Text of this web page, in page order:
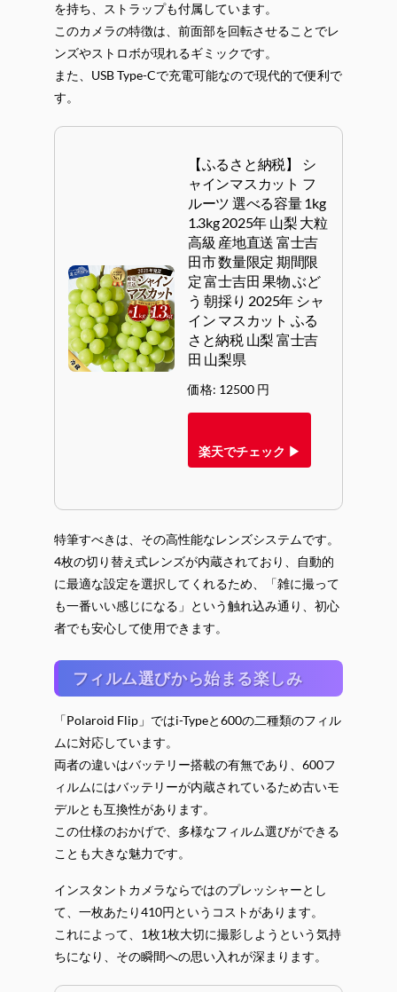
を持ち、ストラップも付属しています。
このカメラの特徴は、前面部を回転させることでレ
ンズやストロボが現れるギミックです。
また、USB Type-Cで充電可能なので現代的で便利で
す。
【ふるさと納税】 シ
ャインマスカット フ
ルーツ 選べる容量 1kg
1.3kg 2025年 山梨 大粒
高級 産地直送 富士吉
田市 数量限定 期間限
定 富士吉田 果物 ぶど
う 朝採り 2025年 シャ
イン マスカット ふる
さと納税 山梨 富士吉
田 山梨県
価格: 12500 円
楽天でチェック ▶
特筆すべきは、その高性能なレンズシステムです。
4枚の切り替え式レンズが内蔵されており、自動的
に最適な設定を選択してくれるため、「雑に撮って
も一番いい感じになる」という触れ込み通り、初心
者でも安心して使用できます。
フィルム選びから始まる楽しみ
「Polaroid Flip」ではi-Typeと600の二種類のフィル
ムに対応しています。
両者の違いはバッテリー搭載の有無であり、600フ
ィルムにはバッテリーが内蔵されているため古いモ
デルとも互換性があります。
この仕様のおかげで、多様なフィルム選びができる
ことも大きな魅力です。
インスタントカメラならではのプレッシャーとし
て、一枚あたり410円というコストがあります。
これによって、1枚1枚大切に撮影しようという気持
ちになり、その瞬間への思い入れが深まります。